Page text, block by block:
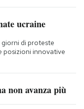
ucraine
di proteste
posizioni innovative
non avanza più